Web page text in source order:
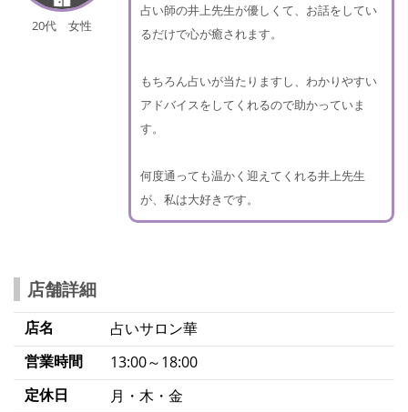
20代 女性
占い師の井上先生が優しくて、お話をしてい
るだけで心が癒されます。
もちろん占いが当たりますし、わかりやすい
アドバイスをしてくれるので助かっていま
す。
何度通っても温かく迎えてくれる井上先生
が、私は大好きです。
店舗詳細
店名
占いサロン華
営業時間
13:00～18:00
定休日
月・木・金